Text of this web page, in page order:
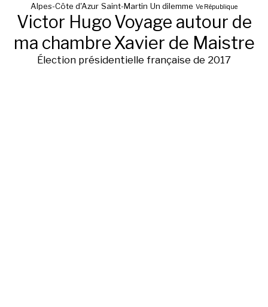
Alpes-Côte d'Azur Saint-Martin Un dilemme Ve République
Victor HugoVoyage autour de
ma chambre Xavier de Maistre
Élection présidentielle française de 2017